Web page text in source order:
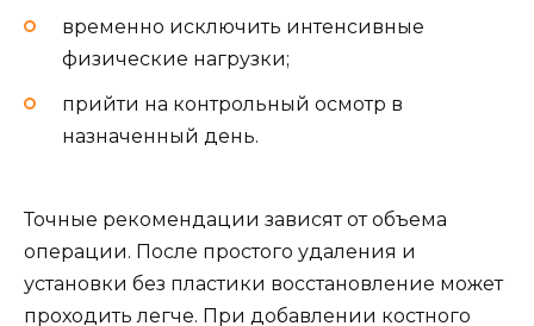
временно исключить интенсивные
физические нагрузки;
прийти на контрольный осмотр в
назначенный день.
Точные рекомендации зависят от объема
операции. После простого удаления и
установки без пластики восстановление может
проходить легче. При добавлении костного